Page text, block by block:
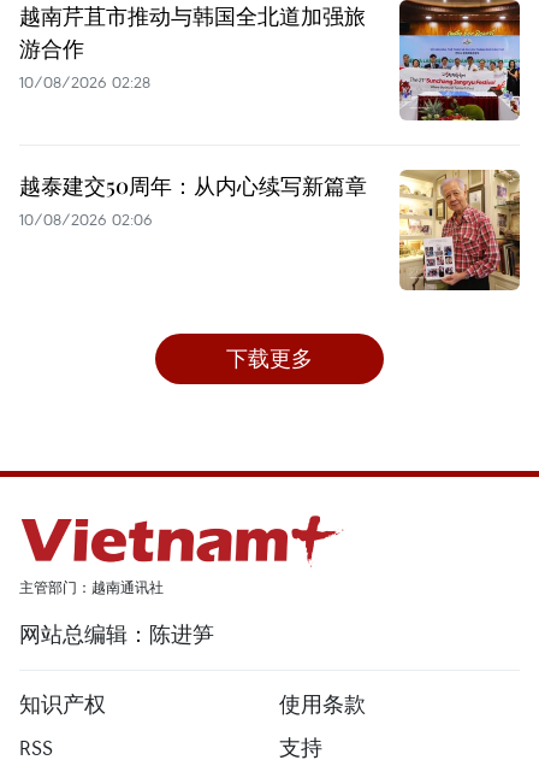
越南芹苴市推动与韩国全北道加强旅
游合作
10/08/2026 02:28
越泰建交50周年：从内心续写新篇章
10/08/2026 02:06
下载更多
主管部门：越南通讯社
网站总编辑：陈进笋
知识产权
使用条款
RSS
支持